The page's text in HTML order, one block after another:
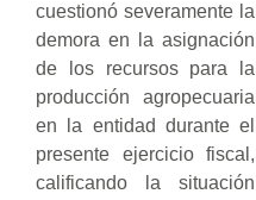
cuestionó severamente la
demora en la asignación
de los recursos para la
producción agropecuaria
en la entidad durante el
presente ejercicio fiscal,
calificando la situación